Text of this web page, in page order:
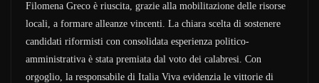
Filomena Greco è riuscita, grazie alla mobilitazione delle risorse
locali, a formare alleanze vincenti. La chiara scelta di sostenere
candidati riformisti con consolidata esperienza politico-
amministrativa è stata premiata dal voto dei calabresi. Con
orgoglio, la responsabile di Italia Viva evidenzia le vittorie di